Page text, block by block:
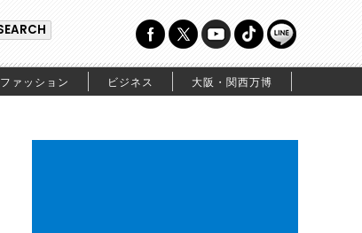
ファッション ビジネス 大阪・関西万博